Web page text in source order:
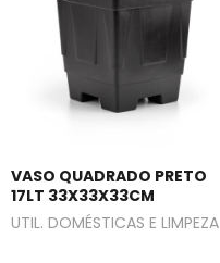
VASO QUADRADO PRETO
17LT 33X33X33CM
UTIL. DOMÉSTICAS E LIMPEZA